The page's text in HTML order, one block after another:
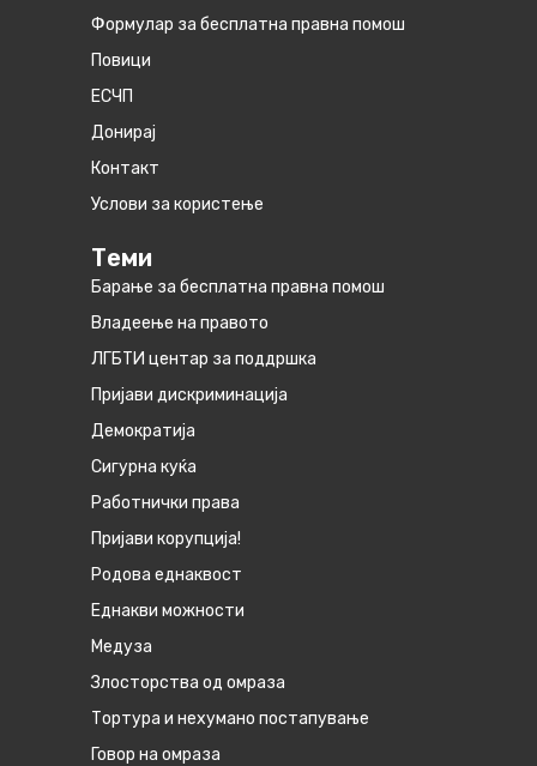
Формулар за бесплатна правна помош
Повици
ЕСЧП
Донирај
Контакт
Услови за користење
Теми
Барање за бесплатна правна помош
Владеење на правото
ЛГБТИ центар за поддршка
Пријави дискриминација
Демократија
Сигурна куќа
Работнички права
Пријави корупција!
Родова еднаквост
Eднакви можности
Медуза
Злосторства од омраза
Тортура и нехумано постапување
Говор на омраза